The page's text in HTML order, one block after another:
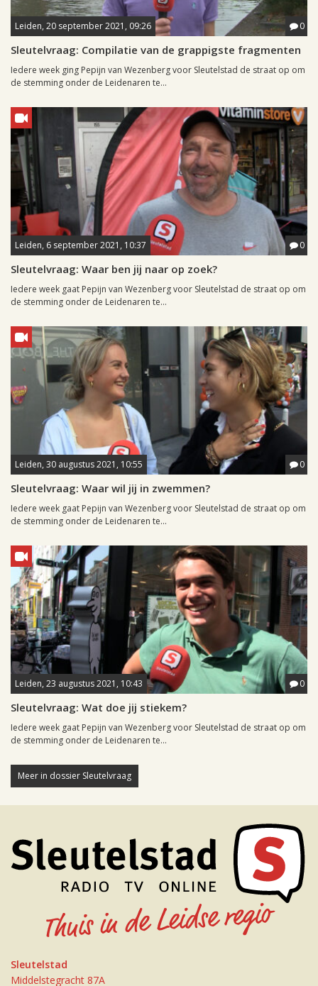
Leiden, 20 september 2021, 09:26 0
Sleutelvraag: Compilatie van de grappigste fragmenten
Iedere week ging Pepijn van Wezenberg voor Sleutelstad de straat op om
de stemming onder de Leidenaren te...
Leiden, 6 september 2021, 10:37 0
Sleutelvraag: Waar ben jij naar op zoek?
Iedere week gaat Pepijn van Wezenberg voor Sleutelstad de straat op om
de stemming onder de Leidenaren te...
Leiden, 30 augustus 2021, 10:55 0
Sleutelvraag: Waar wil jij in zwemmen?
Iedere week gaat Pepijn van Wezenberg voor Sleutelstad de straat op om
de stemming onder de Leidenaren te...
Leiden, 23 augustus 2021, 10:43 0
Sleutelvraag: Wat doe jij stiekem?
Iedere week gaat Pepijn van Wezenberg voor Sleutelstad de straat op om
de stemming onder de Leidenaren te...
Meer in dossier Sleutelvraag
Sleutelstad
Middelstegracht 87A